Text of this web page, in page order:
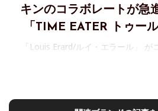
キンのコラボレートが急
「TIME EATER トゥー
「Louis Erard/ルイ・エラール」 が
トゥールビヨン」を発表進化を続